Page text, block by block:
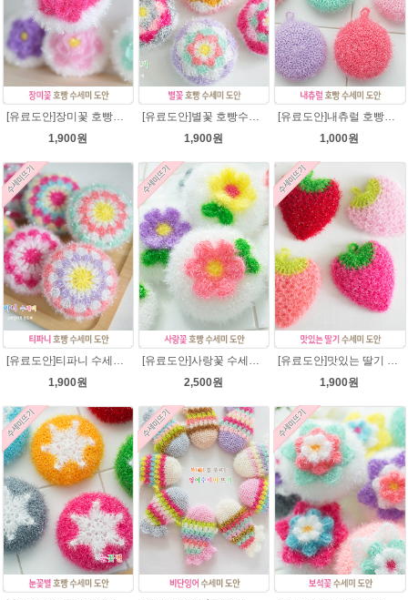
[유료도안]장미꽃 호빵수세미 도안/별수세미처럼 예쁜수세미뜨기/빤짝이수세미/장미 수세미/웰빙수세미실/장미꽃수세미/고급수세미실/꽃만쥬
1,900원
[유료도안]별꽃 호빵수세미뜨기 도안(수세미실은 옵션에서 추가구매 가능)/수세미뜨기/수세미실/반짝이수세미/반짝이실/별수세미 호빵수세미 웰빙수세미 퐁퐁수세미 코바늘수세미
1,900원
[유료도안]내츄럴 호빵수세미 코바늘뜨기 수세미뜨기 뜨개질 도안 반짝이실
1,000원
[유료도안]티파니 수세미뜨기 도안(수세미실은 옵션에서 추가구매 가능)/수세미뜨기/수세미실/반짝이수세미/반짝이실/웰빙수세미 퐁퐁수세미 코바늘수세미
1,900원
[유료도안]사랑꽃 수세미뜨기 도안(수세미실은 옵션에서 추가구매 가능)/사랑꽃수세미/별호빵수세미처럼 예쁜수세미뜨기/수세미실/웰빙수세미실/고급수세미실/꽃수세미/봄꽃향기수세미
2,500원
[유료도안]맛있는 딸기 수세미뜨기 도안(수세미실은 옵션에서 추가구매 가능)/수세미뜨기/수세미실/반짝이수세미/반짝이실/웰빙수세미 퐁퐁수세미 코바늘수세미
1,900원